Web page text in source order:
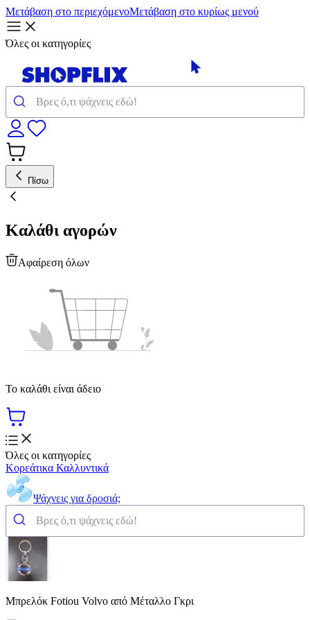
Μετάβαση στο περιεχόμενοΜετάβαση στο κυρίως μενού
Όλες οι κατηγορίες
Πίσω
Καλάθι αγορών
Αφαίρεση όλων
Το καλάθι είναι άδειο
Όλες οι κατηγορίες
Κορεάτικα Καλλυντικά
Ψάχνεις για δροσιά;
Μπρελόκ Fotiou Volvo από Μέταλλο Γκρι